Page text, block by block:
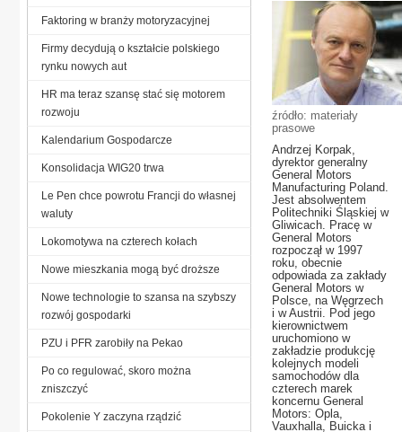
źródło: materiały
prasowe
Andrzej Korpak,
dyrektor generalny
General Motors
Manufacturing Poland.
Jest absolwentem
Politechniki Śląskiej w
Gliwicach. Pracę w
General Motors
rozpoczął w 1997
roku, obecnie
odpowiada za zakłady
General Motors w
Polsce, na Węgrzech
i w Austrii. Pod jego
kierownictwem
uruchomiono w
zakładzie produkcję
kolejnych modeli
samochodów dla
czterech marek
koncernu General
Motors: Opla,
Vauxhalla, Buicka i
Faktoring w branży motoryzacyjnej
Firmy decydują o kształcie polskiego
rynku nowych aut
HR ma teraz szansę stać się motorem
rozwoju
Kalendarium Gospodarcze
Konsolidacja WIG20 trwa
Le Pen chce powrotu Francji do własnej
waluty
Lokomotywa na czterech kołach
Nowe mieszkania mogą być droższe
Nowe technologie to szansa na szybszy
rozwój gospodarki
PZU i PFR zarobiły na Pekao
Po co regulować, skoro można
zniszczyć
Pokolenie Y zaczyna rządzić